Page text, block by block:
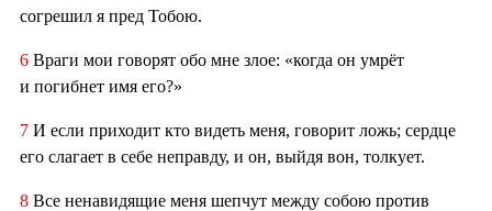
согрешил я пред Тобою.
6 Враги мои говорят обо мне злое: «когда он умрёт
и погибнет имя его?»
7 И если приходит кто видеть меня, говорит ложь; сердце
его слагает в себе неправду, и он, выйдя вон, толкует.
8 Все ненавидящие меня шепчут между собою против